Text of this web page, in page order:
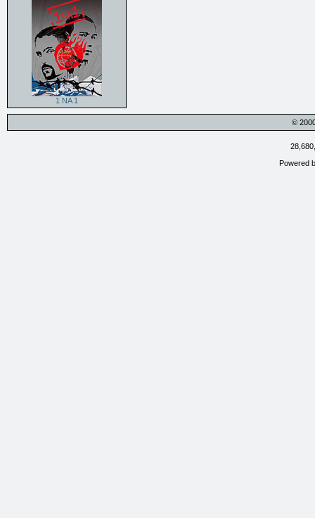
1 NA 1
©
Powered